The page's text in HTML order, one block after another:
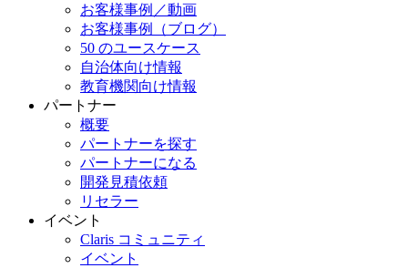
お客様事例／動画
お客様事例（ブログ）
50 のユースケース
自治体向け情報
教育機関向け情報
パートナー
概要
パートナーを探す
パートナーになる
開発見積依頼
リセラー
イベント
Claris コミュニティ
イベント